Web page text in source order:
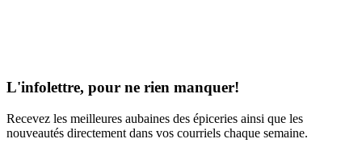
L'infolettre, pour ne rien manquer!
Recevez les meilleures aubaines des épiceries ainsi que les
nouveautés directement dans vos courriels chaque semaine.